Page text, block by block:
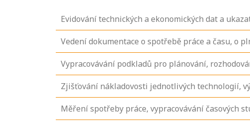
Evidování technických a ekonomických dat a
Vedení dokumentace o spotřebě práce a času, o
Vypracovávání podkladů pro plánování,
Zjišťování nákladovosti jednotlivých technologií,
Měření spotřeby práce, vypracovávání časových